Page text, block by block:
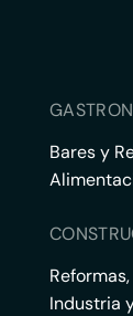
Bares y
Industria